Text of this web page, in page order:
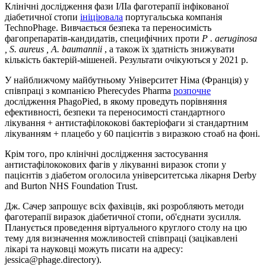
Клінічні дослідження фази І/ІІа фаготерапії інфікованої
діабетичної стопи ініціювала португальська компанія
TechnoPhage. Вивчається безпека та переносимість
фагопрепаратів-кандидатів, специфічних проти P . aeruginosa
S. aureus A. baumannii , а також їх здатність знижувати
кількість бактерій-мішеней. Результати очікуються у 2021 р.
У найближчому майбутньому Університет Німа (Франція) у
співпраці з компанією Pherecydes Pharma розпочне
дослідження PhagoPied, в якому проведуть порівняння
ефективності, безпеки та переносимості стандартного
лікування + антистафілококові бактеріофаги зі стандартним
лікуванням + плацебо у 60 пацієнтів з виразкою стоаб на фоні.
Крім того, про клінічні дослідження застосування
антистафілококових фагів у лікуванні виразок стопи у
пацієнтів з діабетом оголосила університетська лікарня Derby
and Burton NHS Foundation Trust.
Дж. Сачер запрошує всіх фахівців, які розробляють методи
фаготерапії виразок діабетичної стопи, об'єднати зусилля.
Планується проведення віртуального круглого столу на цю
тему для визначення можливостей співпраці (зацікавлені
лікарі та науковці можуть писати на адресу:
jessica@phage.directory).